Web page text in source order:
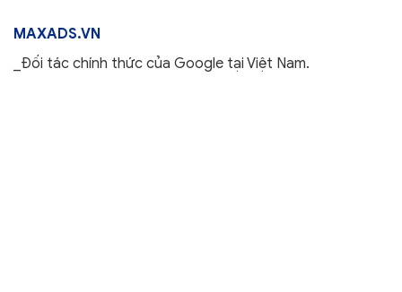
MAXADS.VN
_Đối tác chính thức của Google tại Việt Nam.